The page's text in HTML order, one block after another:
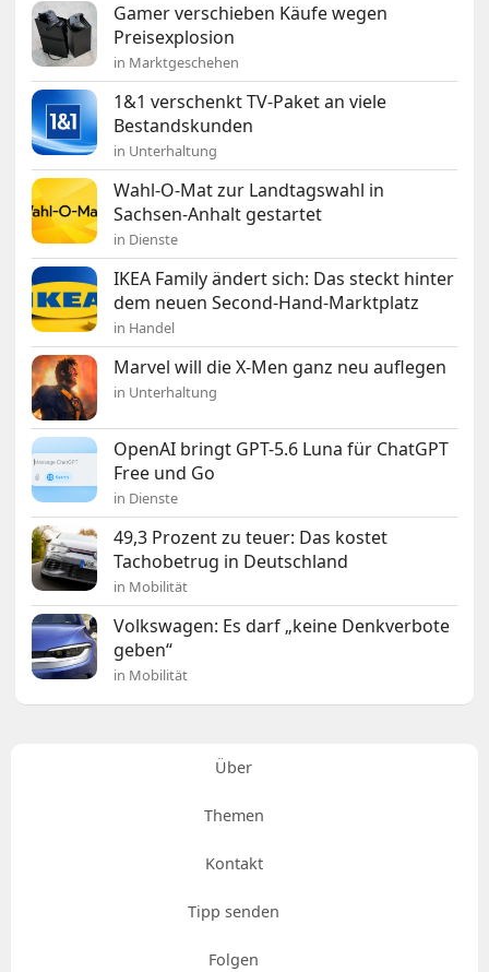
Gamer verschieben Käufe wegen
Preisexplosion
in Marktgeschehen
1&1 verschenkt TV-Paket an viele
Bestandskunden
in Unterhaltung
Wahl-O-Mat zur Landtagswahl in
Sachsen-Anhalt gestartet
in Dienste
IKEA Family ändert sich: Das steckt hinter
dem neuen Second-Hand-Marktplatz
in Handel
Marvel will die X-Men ganz neu auflegen
in Unterhaltung
OpenAI bringt GPT-5.6 Luna für ChatGPT
Free und Go
in Dienste
49,3 Prozent zu teuer: Das kostet
Tachobetrug in Deutschland
in Mobilität
Volkswagen: Es darf „keine Denkverbote
geben“
in Mobilität
Über
Themen
Kontakt
Tipp senden
Folgen